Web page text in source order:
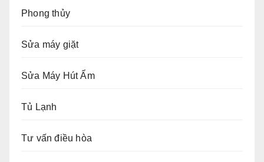
Phong thủy
Sửa máy giặt
Sửa Máy Hút Ẩm
Tủ Lạnh
Tư vấn điều hòa